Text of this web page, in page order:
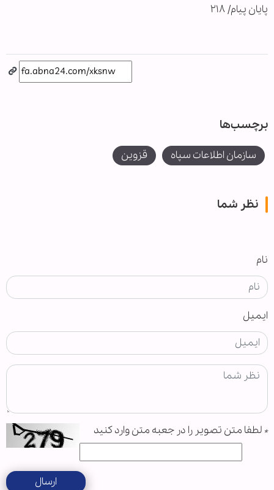
پایان پیام/ ۲۱۸
برچسب‌ها
سازمان اطلاعات سپاه قزوین
نظر شما
نام
ایمیل
* لطفا متن تصویر را در جعبه متن وارد کنید
ارسال